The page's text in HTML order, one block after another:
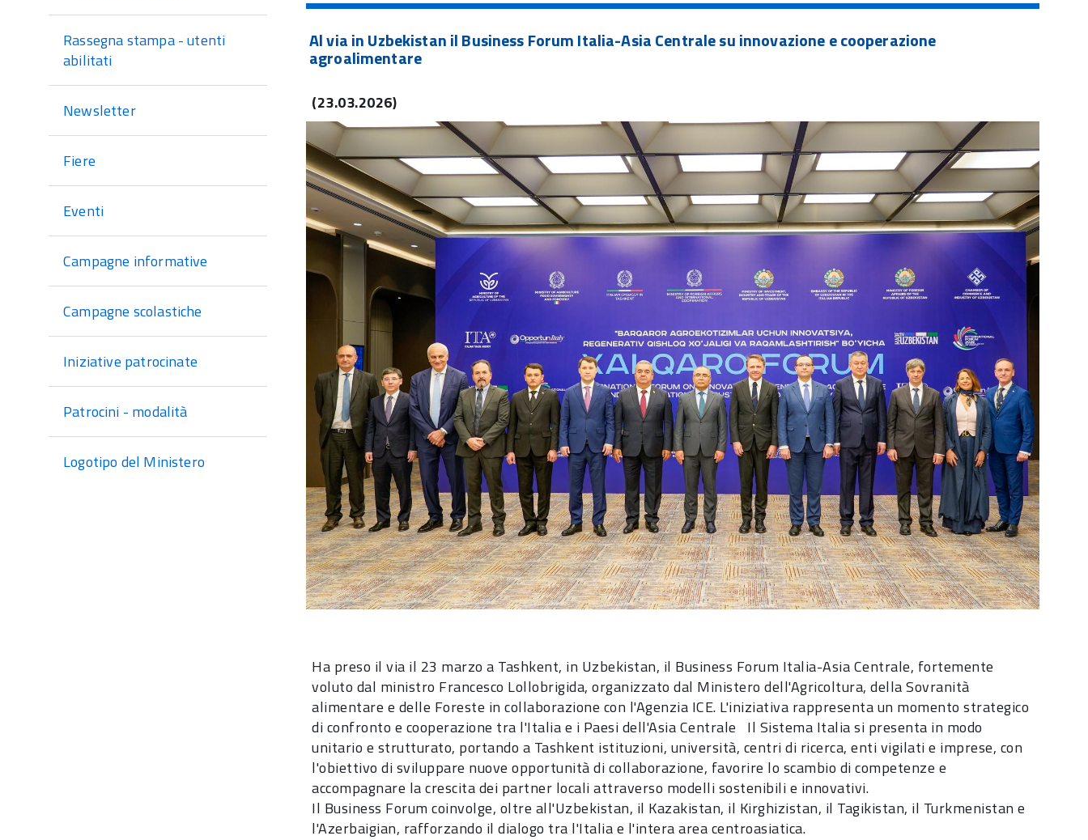
sezione
Rassegna stampa - utenti
abilitati
Newsletter
Fiere
Eventi
Campagne informative
Campagne scolastiche
Iniziative patrocinate
Patrocini - modalità
Logotipo del Ministero
Al via in Uzbekistan il Business Forum Italia-Asia Centrale su innovazione e cooperazione
agroalimentare
(23.03.2026)
Ha preso il via il 23 marzo a Tashkent, in Uzbekistan, il Business Forum Italia-Asia Centrale, fortemente
voluto dal ministro Francesco Lollobrigida, organizzato dal Ministero dell'Agricoltura, della Sovranità
alimentare e delle Foreste in collaborazione con l'Agenzia ICE. L'iniziativa rappresenta un momento strategico
di confronto e cooperazione tra l'Italia e i Paesi dell'Asia Centrale Il Sistema Italia si presenta in modo
unitario e strutturato, portando a Tashkent istituzioni, università, centri di ricerca, enti vigilati e imprese, con
l'obiettivo di sviluppare nuove opportunità di collaborazione, favorire lo scambio di competenze e
accompagnare la crescita dei partner locali attraverso modelli sostenibili e innovativi.
Il Business Forum coinvolge, oltre all'Uzbekistan, il Kazakistan, il Kirghizistan, il Tagikistan, il Turkmenistan e
l'Azerbaigian, rafforzando il dialogo tra l'Italia e l'intera area centroasiatica.